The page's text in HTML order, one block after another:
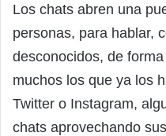
Los chats abren una
personas, para hablar,
desconocidos, de
muchos los que ya los
Twitter o Instagram,
chats aprovechando